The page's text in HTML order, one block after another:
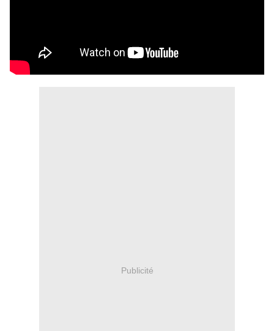
Publicité